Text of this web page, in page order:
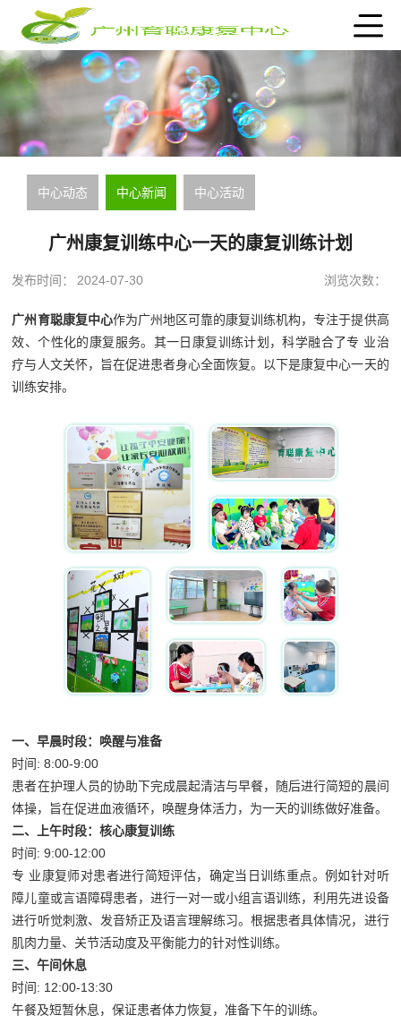
中心动态 中心新闻 中心活动
广州康复训练中心一天的康复训练计划
发布时间： 2024-07-30 浏览次数：
广州育聪康复中心作为广州地区可靠的康复训练机构，专注于提供高
效、个性化的康复服务。其一日康复训练计划，科学融合了专 业治
疗与人文关怀，旨在促进患者身心全面恢复。以下是康复中心一天的
训练安排。
一、早晨时段：唤醒与准备
时间: 8:00-9:00
患者在护理人员的协助下完成晨起清洁与早餐，随后进行简短的晨间
体操，旨在促进血液循环，唤醒身体活力，为一天的训练做好准备。
二、上午时段：核心康复训练
时间: 9:00-12:00
专 业康复师对患者进行简短评估，确定当日训练重点。例如针对听
障儿童或言语障碍患者，进行一对一或小组言语训练，利用先进设备
进行听觉刺激、发音矫正及语言理解练习。根据患者具体情况，进行
肌肉力量、关节活动度及平衡能力的针对性训练。
三、午间休息
时间: 12:00-13:30
午餐及短暂休息，保证患者体力恢复，准备下午的训练。